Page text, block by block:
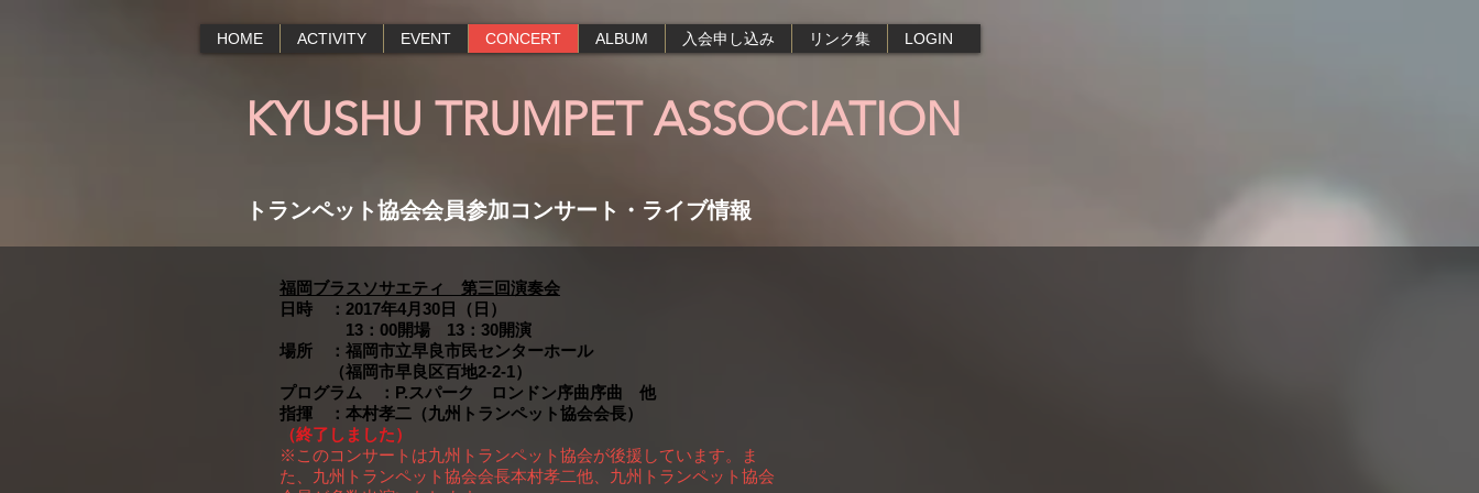
HOME ACTIVITY EVENT CONCERT ALBUM 入会申し込み リンク集 LOGIN
トランペット協会会員参加コンサート・ライブ情報
福岡ブラスソサエティ 第三回演奏会
日時 ：2017年4月30日（日）
13：00開場 13：30開演
場所 ：福岡市立早良市民センターホール
（福岡市早良区百地2-2-1）
プログラム ：P.スパーク ロンドン序曲序曲 他
指揮 ：本村孝二（九州トランペット協会会長）
（終了しました）
※このコンサートは九州トランペット協会が後援しています。ま
た、九州トランペット協会会長本村孝二他、九州トランペット協会
KYUSHU TRUMPET ASSOCIATION